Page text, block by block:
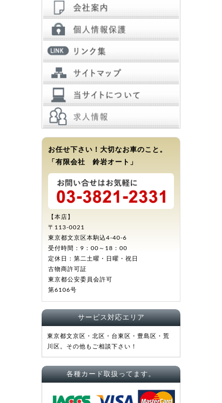
お任せ下さい！大切なお車のこと。
「有限会社 鈴岩オート」
【本店】
〒113-0021
東京都文京区本駒込4-40-6
受付時間：9：00～18：00
定休日：第二土曜・日曜・祝日
古物商許可証
東京都公安委員会許可
第6106号
サービス対応エリア
東京都文京区・北区・台東区・豊島区・荒
川区。その他もご相談下さい！
各種カード取扱ってます。